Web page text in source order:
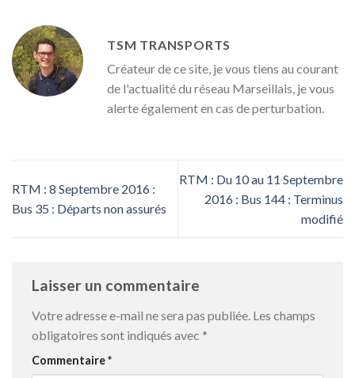
TSM TRANSPORTS
Créateur de ce site, je vous tiens au courant
de l'actualité du réseau Marseillais, je vous
alerte également en cas de perturbation.
RTM : 8 Septembre 2016 :
Bus 35 : Départs non assurés
RTM : Du 10 au 11 Septembre
2016 : Bus 144 : Terminus
modifié
Laisser un commentaire
Votre adresse e-mail ne sera pas publiée. Les champs
obligatoires sont indiqués avec *
Commentaire*